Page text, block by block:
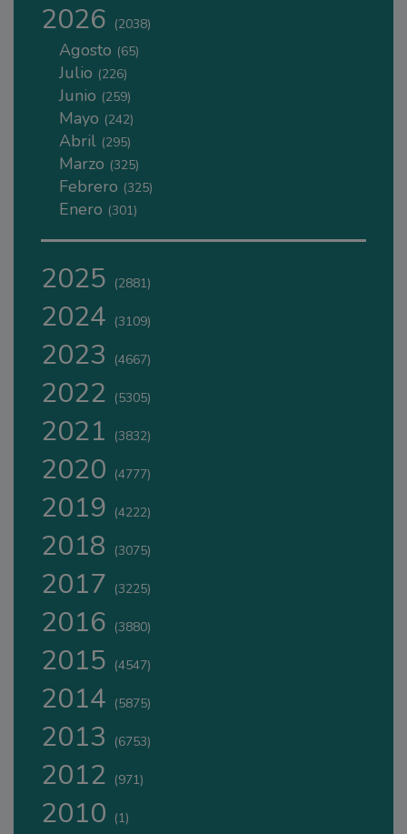
2026 (2038)
Agosto (65)
Julio (226)
Junio (259)
Mayo (242)
Abril (295)
Marzo (325)
Febrero (325)
Enero (301)
2025 (2881)
2024 (3109)
2023 (4667)
2022 (5305)
2021 (3832)
2020 (4777)
2019 (4222)
2018 (3075)
2017 (3225)
2016 (3880)
2015 (4547)
2014 (5875)
2013 (6753)
2012 (971)
2010 (1)